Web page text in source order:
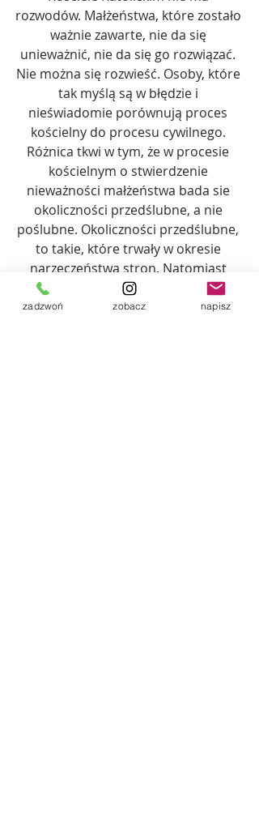
rozwodów. Małżeństwa, które zostało
ważnie zawarte, nie da się
unieważnić, nie da się go rozwiązać.
Nie można się rozwieść. Osoby, które
tak myślą są w błędzie i
nieświadomie porównują proces
kościelny do procesu cywilnego.
Różnica tkwi w tym, że w procesie
kościelnym o stwierdzenie
nieważności małżeństwa bada sie
okoliczności przedślubne, a nie
poślubne. Okoliczności przedślubne,
to takie, które trwały w okresie
narzeczeństwa stron. Natomiast
okoliczności poślubne, to takie, które
nastąpiły po zawarciu
zadzwoń zobacz napisz